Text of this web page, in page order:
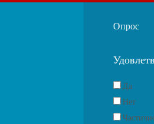
Опрос
Да
Нет